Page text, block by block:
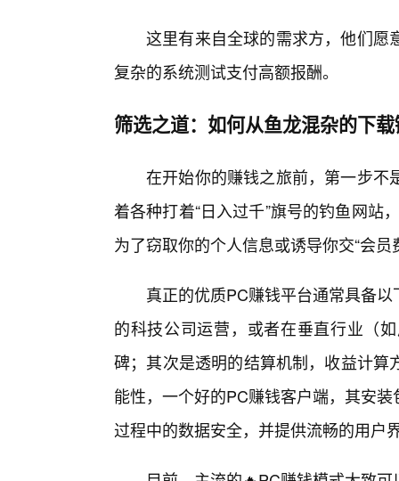
这里有来自全球的需求方，他们愿
复杂的系统测试支付高额报酬。
筛选之道：如何从鱼龙混杂的下
在开始你的赚钱之旅前，第一步不
着各种打着“日入过千”旗号的钓鱼网站
为了窃取你的个人信息或诱导你交“会员
真正的优质PC赚钱平台通常具备
的科技公司运营，或者在垂直行业（
碑；其次是透明的结算机制，收益计
能性，一个好的PC赚钱客户端，其安
过程中的数据安全，并提供流畅的用户